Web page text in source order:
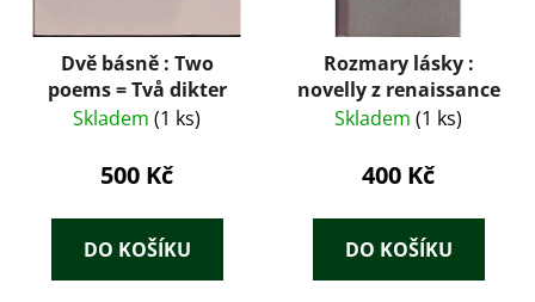
Dvě básně : Two
poems = Två dikter
Skladem (1 ks)
500 Kč
DO KOŠÍKU
Rozmary lásky :
novelly z renaissance
Skladem (1 ks)
400 Kč
DO KOŠÍKU